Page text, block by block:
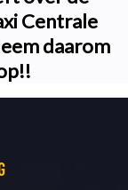
Centrale
daarom